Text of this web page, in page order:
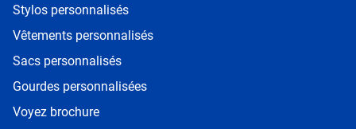
Stylos personnalisés
Vêtements personnalisés
Sacs personnalisés
Gourdes personnalisées
Voyez brochure